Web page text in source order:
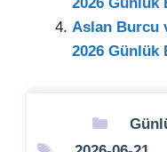
Aslan Burcu
2026 Günlük
Etiketler